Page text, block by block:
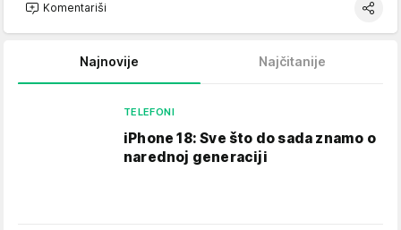
Komentariši
Najnovije Najčitanije
TELEFONI
iPhone 18: Sve što do sada znamo o
narednoj generaciji